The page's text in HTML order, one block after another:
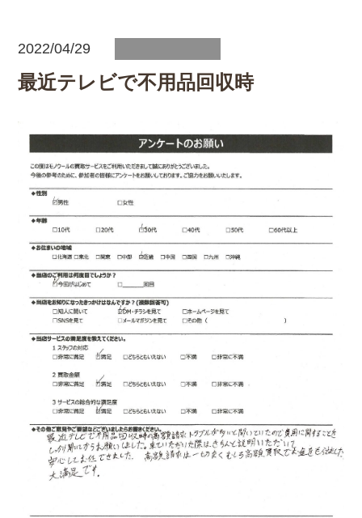
2022/04/29
最近テレビで不用品回収時